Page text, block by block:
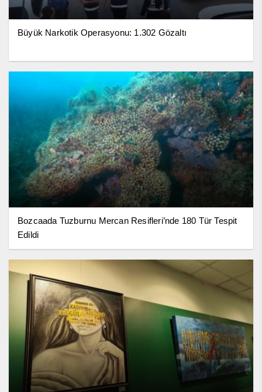
Büyük Narkotik Operasyonu: 1.302 Gözaltı
Bozcaada Tuzburnu Mercan Resifleri’nde 180 Tür Tespit
Edildi